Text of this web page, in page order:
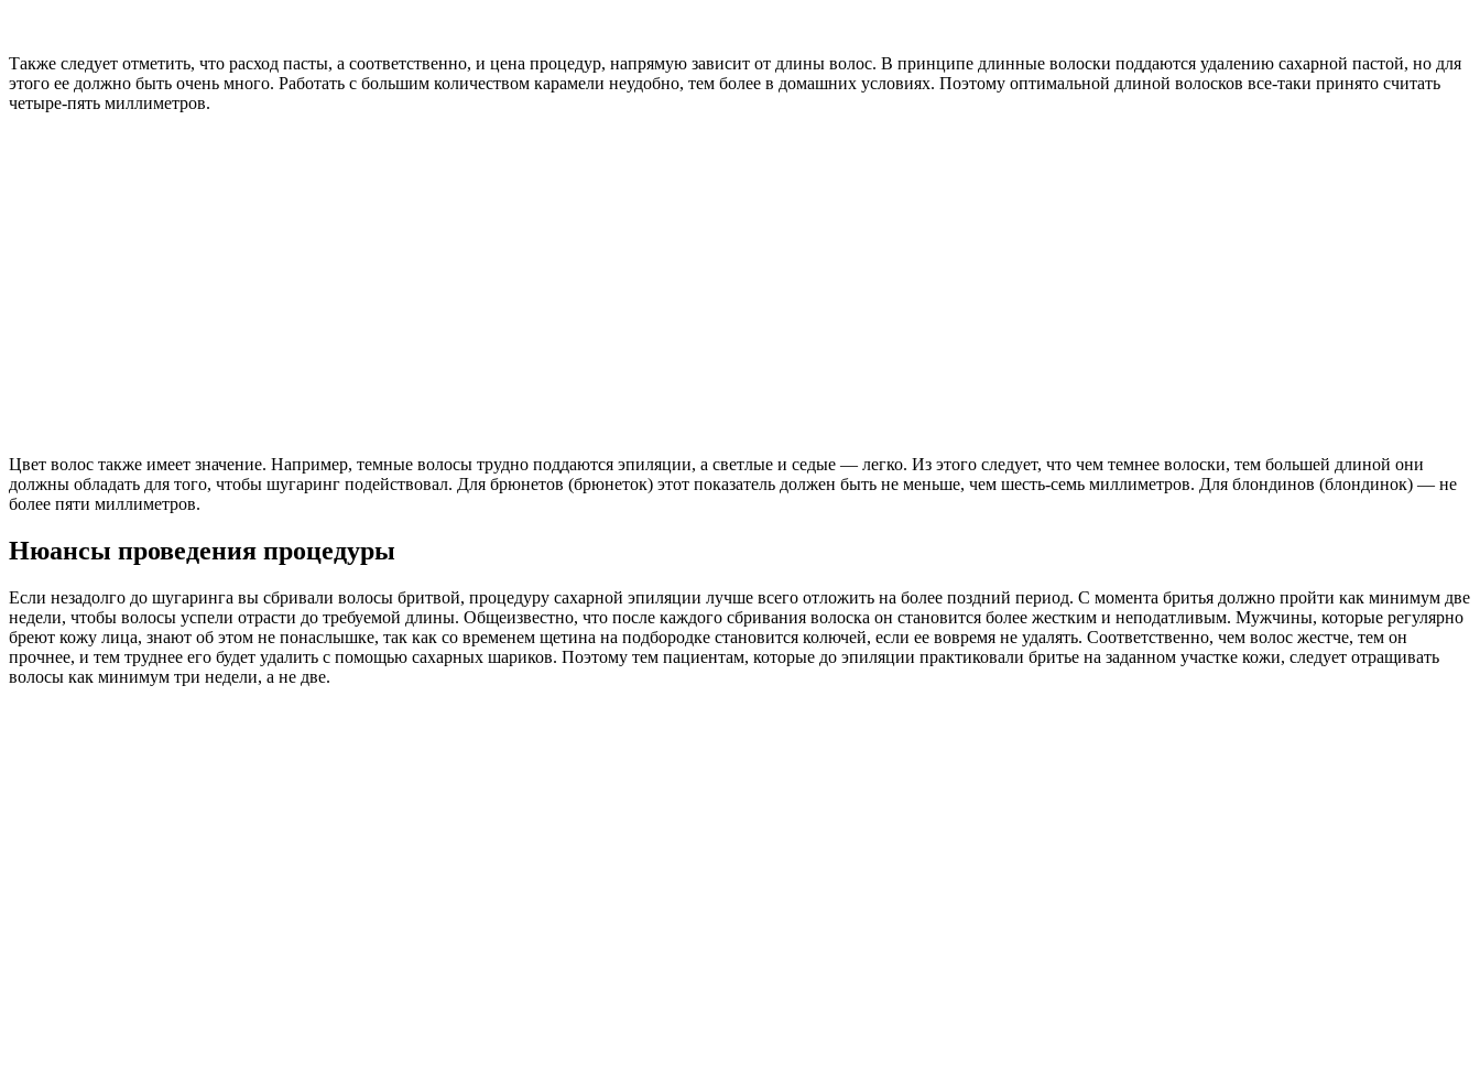
Также следует отметить, что расход пасты, а соответственно, и цена процедур, напрямую зависит от длины волос. В принципе длинные волоски поддаются удалению сахарной пастой, но для
этого ее должно быть очень много. Работать с большим количеством карамели неудобно, тем более в домашних условиях. Поэтому оптимальной длиной волосков все-таки принято считать
четыре-пять миллиметров.
Цвет волос также имеет значение. Например, темные волосы трудно поддаются эпиляции, а светлые и седые — легко. Из этого следует, что чем темнее волоски, тем большей длиной они
должны обладать для того, чтобы шугаринг подействовал. Для брюнетов (брюнеток) этот показатель должен быть не меньше, чем шесть-семь миллиметров. Для блондинов (блондинок) — не
более пяти миллиметров.
Нюансы проведения процедуры
Если незадолго до шугаринга вы сбривали волосы бритвой, процедуру сахарной эпиляции лучше всего отложить на более поздний период. С момента бритья должно пройти как минимум две
недели, чтобы волосы успели отрасти до требуемой длины. Общеизвестно, что после каждого сбривания волоска он становится более жестким и неподатливым. Мужчины, которые регулярно
бреют кожу лица, знают об этом не понаслышке, так как со временем щетина на подбородке становится колючей, если ее вовремя не удалять. Соответственно, чем волос жестче, тем он
прочнее, и тем труднее его будет удалить с помощью сахарных шариков. Поэтому тем пациентам, которые до эпиляции практиковали бритье на заданном участке кожи, следует отращивать
волосы как минимум три недели, а не две.